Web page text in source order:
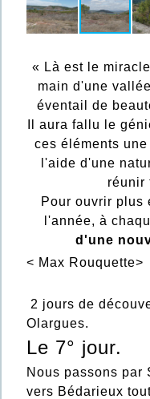
« Là est le
main d'une
éventail de
Il aura fallu le
ces éléments
l'aide d'une
réunir
Pour ouvrir plus
l'année, à
d'une
< Max Rouquette>
2 jours de
Olargues.
Le 7° jour.
Nous passons par
vers Bédarieux